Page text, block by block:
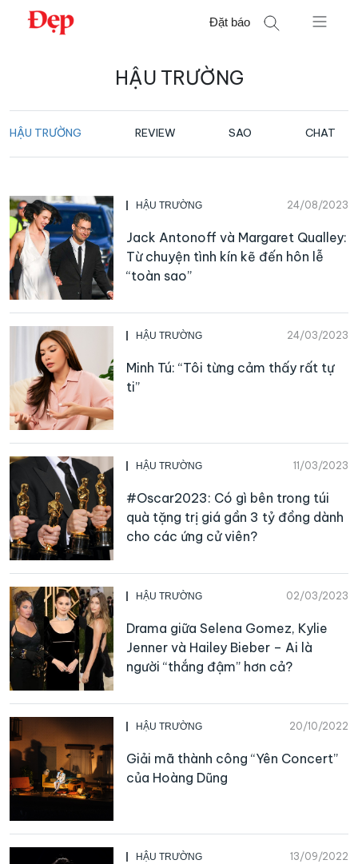
Chuyển
Đặt báo
HẬU TRƯỜNG
HẬU TRƯỜNG REVIEW SAO CHAT
HẬU TRƯỜNG 24/08/2023
Jack Antonoff và Margaret Qualley:
Từ chuyện tình kín kẽ đến hôn lễ
“toàn sao”
HẬU TRƯỜNG 24/03/2023
Minh Tú: “Tôi từng cảm thấy rất tự
ti”
HẬU TRƯỜNG 11/03/2023
#Oscar2023: Có gì bên trong túi
quà tặng trị giá gần 3 tỷ đồng dành
cho các ứng cử viên?
HẬU TRƯỜNG 02/03/2023
Drama giữa Selena Gomez, Kylie
Jenner và Hailey Bieber – Ai là
người “thắng đậm” hơn cả?
HẬU TRƯỜNG 20/10/2022
Giải mã thành công “Yên Concert”
của Hoàng Dũng
HẬU TRƯỜNG 13/09/2022